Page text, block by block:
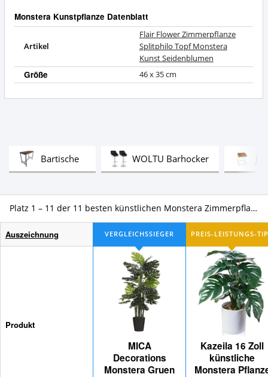
BartischeTest WOLTU BarhockerTest
Platz 1 – 11 der 11 besten künstlichen Monstera Zimmerpflanzen im Vergleich
Auszeichnung
Produkt
MICA
Decorations
Monstera Gruen
Kazeila 16 Zoll
künstliche
Monstera
Seidenblumen
Zusammenfassung:
bietet
Monstera
Kunstpflanze?
Monstera Kunstpflanze Datenblatt
Artikel
Flair Flower Zimmerpflanze
Splitphilo Topf Monstera
Kunst Seidenblumen
Größe 46 x 35 cm
spricht
für
Monstera